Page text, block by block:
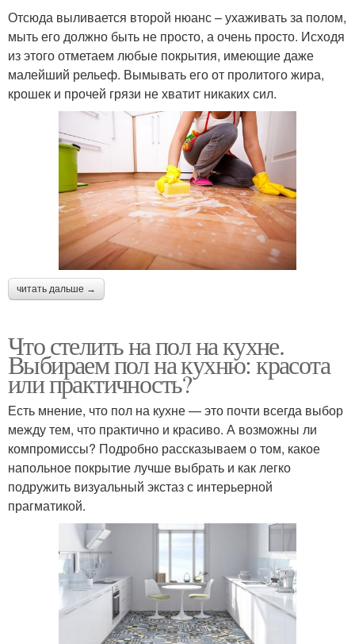
Отсюда выливается второй нюанс – ухаживать за полом,
мыть его должно быть не просто, а очень просто. Исходя
из этого отметаем любые покрытия, имеющие даже
малейший рельеф. Вымывать его от пролитого жира,
крошек и прочей грязи не хватит никаких сил.
читать дальше →
Что стелить на пол на кухне.
Выбираем пол на кухню: красота
или практичность?
Есть мнение, что пол на кухне — это почти всегда выбор
между тем, что практично и красиво. А возможны ли
компромиссы? Подробно рассказываем о том, какое
напольное покрытие лучше выбрать и как легко
подружить визуальный экстаз с интерьерной
прагматикой.